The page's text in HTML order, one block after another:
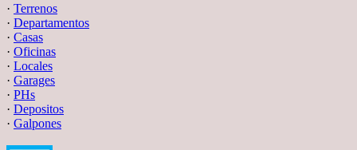
· Terrenos
· Departamentos
· Casas
· Oficinas
· Locales
· Garages
· PHs
· Depositos
· Galpones